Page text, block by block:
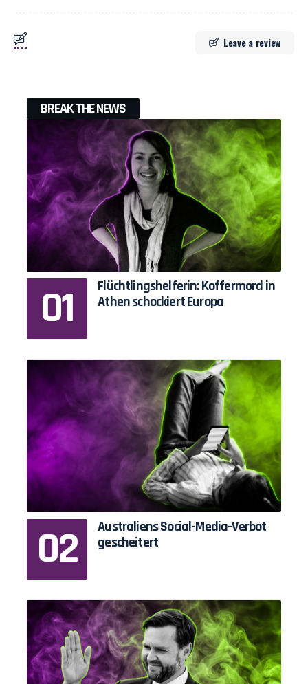
Leave a review
BREAK THE NEWS
Flüchtlingshelferin: Koffermord in
Athen schockiert Europa
Australiens Social-Media-Verbot
gescheitert